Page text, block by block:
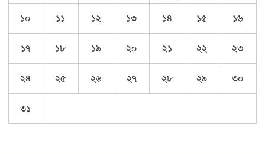
১০ ১১ ১২ ১৩ ১৪ ১৫ ১৬
১৭ ১৮ ১৯ ২০ ২১ ২২ ২৩
২৪ ২৫ ২৬ ২৭ ২৮ ২৯ ৩০
৩১